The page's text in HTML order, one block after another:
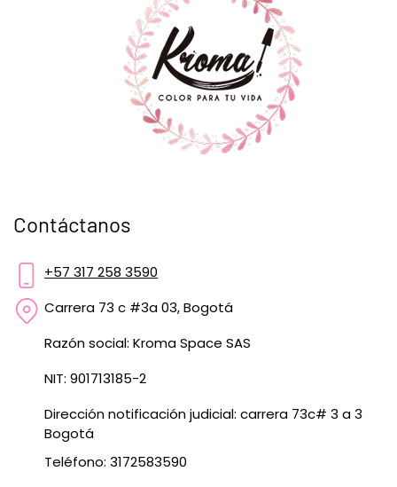
Contáctanos
+57 317 258 3590
Carrera 73 c #3a 03, Bogotá
Razón social: Kroma Space SAS
NIT: 901713185-2
Dirección notificación judicial: carrera 73c# 3 a 3
Bogotá
Teléfono: 3172583590